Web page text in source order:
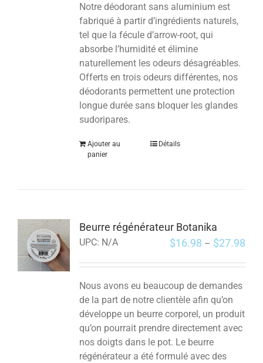
Notre déodorant sans aluminium est
fabriqué à partir d’ingrédients naturels,
tel que la fécule d’arrow-root, qui
absorbe l’humidité et élimine
naturellement les odeurs désagréables.
Offerts en trois odeurs différentes, nos
déodorants permettent une protection
longue durée sans bloquer les glandes
sudoripares.
Ajouter au
panier
Détails
Beurre régénérateur Botanika
UPC: N/A $16.98 – $27.98
Nous avons eu beaucoup de demandes
de la part de notre clientèle afin qu’on
développe un beurre corporel, un produit
qu’on pourrait prendre directement avec
nos doigts dans le pot. Le beurre
régénérateur a été formulé avec des